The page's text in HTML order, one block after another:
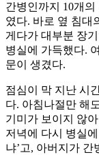
간병인까지 10개
였다. 바로 옆 침대
게다가 대부분 장
병실에 가득했다.
문이 생겼다.
점심이 막 지난 시
다. 아침나절만 해
기미가 보이지 않
저녁에 다시 병실
냐’고, 아버지가